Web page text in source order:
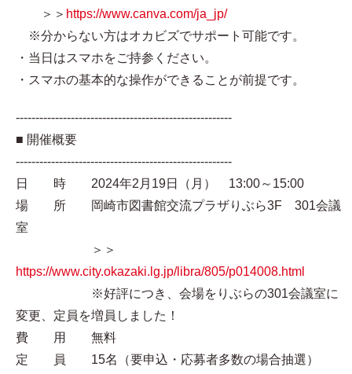
＞＞ https://www.canva.com/ja_jp/
※分からない方はオカビズでサポート可能です。
・当日はスマホをご持参ください。
・スマホの基本的な操作ができることが前提です。
-------------------------------------------------------
■ 開催概要
-------------------------------------------------------
日 時 2024年2月19日（月） 13:00～15:00
場 所 岡崎市図書館交流プラザりぶら3F 301会議
室
＞＞
https://www.city.okazaki.lg.jp/libra/805/p014008.html
※好評につき、会場をりぶらの301会議室に
変更、定員を増員しました！
費 用 無料
定 員 15名（要申込・応募者多数の場合抽選）